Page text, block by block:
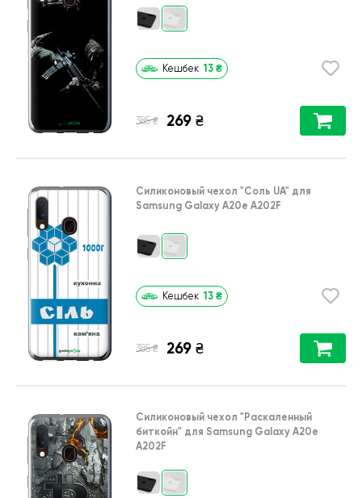
Кешбек 13 ₴
385 ₴ 269 ₴
Силиконовый чехол "Соль UA" для
Samsung Galaxy A20e A202F
Кешбек 13 ₴
385 ₴ 269 ₴
Силиконовый чехол "Раскаленный
биткойн" для Samsung Galaxy A20e
A202F